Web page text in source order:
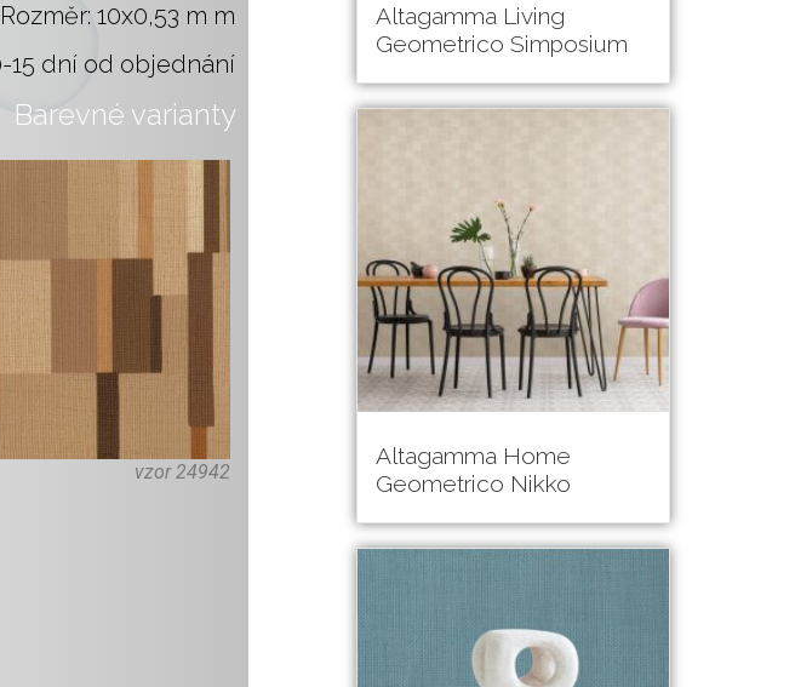
Rozměr: 10x0,53 m m
15 dní od objednání
Barevné varianty
vzor 24942
Altagamma Living
Geometrico Simposium
Altagamma Home
Geometrico Nikko